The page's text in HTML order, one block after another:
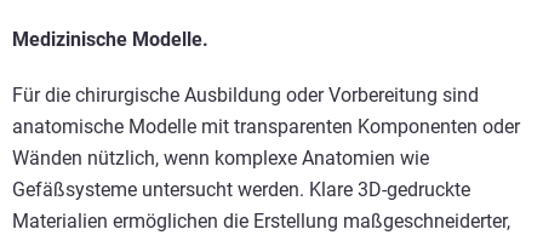
Medizinische Modelle.
Für die chirurgische Ausbildung oder Vorbereitung sind
anatomische Modelle mit transparenten Komponenten oder
Wänden nützlich, wenn komplexe Anatomien wie
Gefäßsysteme untersucht werden. Klare 3D-gedruckte
Materialien ermöglichen die Erstellung maßgeschneiderter,